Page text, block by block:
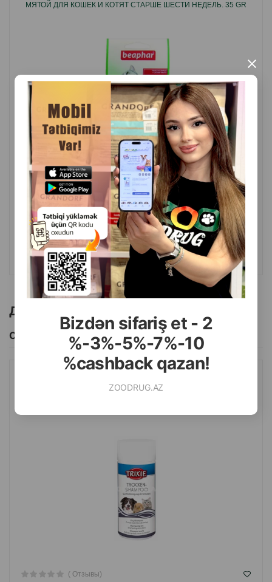
Bizdən sifariş et - 2
%-3%-5%-7%-10
%cashback qazan!
ZOODRUG.AZ
×
МЯТОЙ ДЛЯ КОШЕК И КОТЯТ СТАРШЕ ШЕСТИ НЕДЕЛЬ. 35 GR
( Отзывы)
Масса Цена
Купить
1 шт
5.00
КУПИТЬ
Другие товоры бренда
Смотреть Все
СУХОЙ ШАМПУНЬ TRIXIE ГИПОАЛЛЕРГЕННЫЙ ДЛЯ СОБАК,
( Отзывы)